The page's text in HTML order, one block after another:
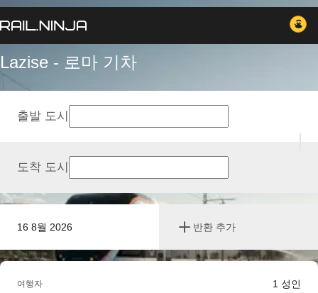
Lazise - 로마 기차
16 8월 2026 반환 추가
출발 도시
도착 도시
여행자 1 성인